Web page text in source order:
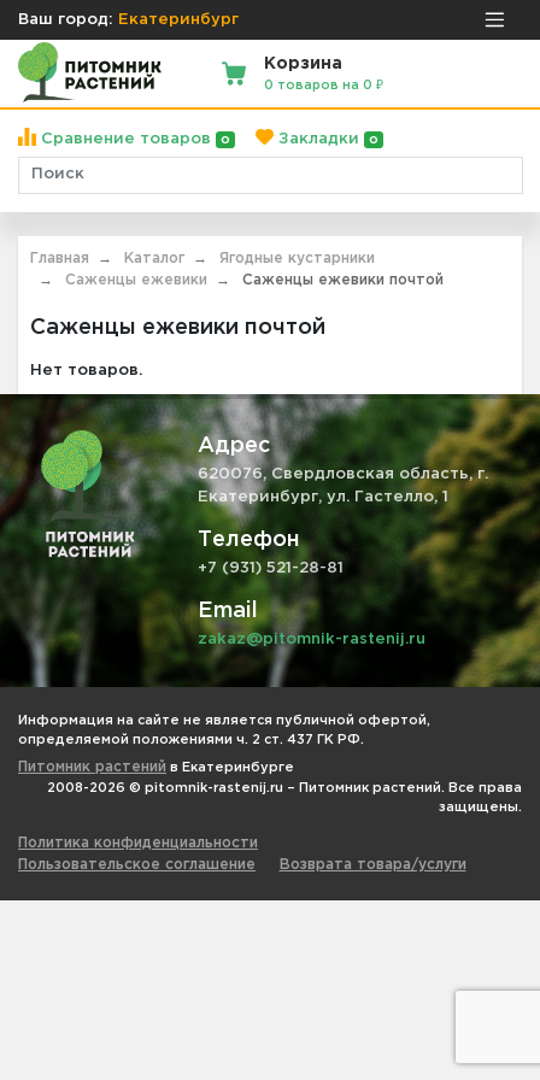
Ваш город: Екатеринбург
Корзина
0 товаров на 0 ₽
Сравнение товаров 0 Закладки 0
Главная Каталог
Ягодные кустарники
Саженцы ежевики
Саженцы ежевики почтой
Саженцы ежевики почтой
Нет товаров.
Адрес
620076, Свердловская область, г.
Екатеринбург, ул. Гастелло, 1
Телефон
+7 (931) 521-28-81
Email
zakaz@pitomnik-rastenij.ru
Информация на сайте не является публичной офертой,
определяемой положениями ч. 2 ст. 437 ГК РФ.
Питомник растений в Екатеринбурге
2008-2026 © pitomnik-rastenij.ru – Питомник растений. Все права
защищены.
Политика конфиденциальности
Пользовательское соглашение
Возврата товара/услуги